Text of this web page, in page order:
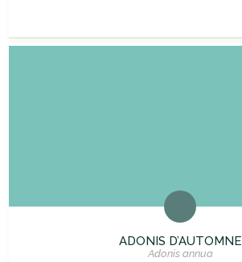
ADONIS D’AUTOMNE
Adonis annua